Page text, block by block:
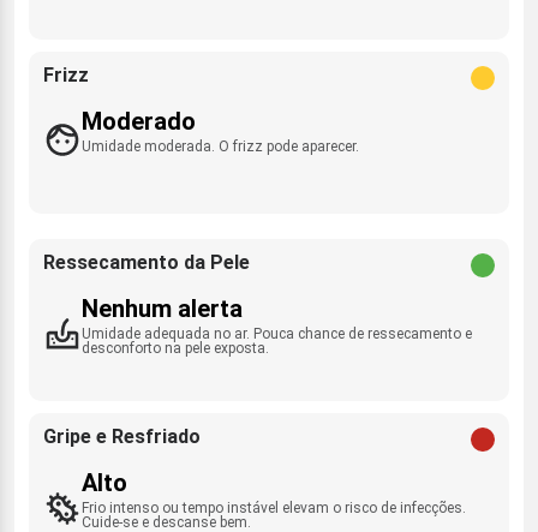
Frizz
Moderado
Umidade moderada. O frizz pode aparecer.
Ressecamento da Pele
Nenhum alerta
Umidade adequada no ar. Pouca chance de ressecamento e
desconforto na pele exposta.
Gripe e Resfriado
Alto
Frio intenso ou tempo instável elevam o risco de infecções.
Cuide-se e descanse bem.